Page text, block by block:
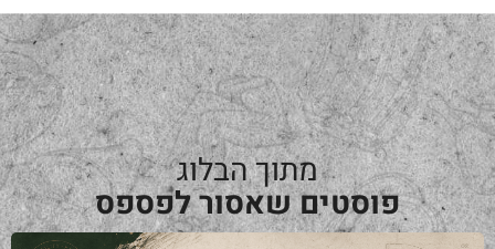
מתוך הבלוג
פוסטים שאסור לפספס